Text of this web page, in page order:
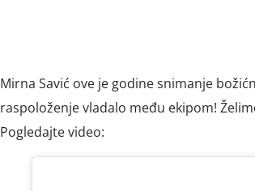
Mirna Savić ove je godine snimanje
raspoloženje vladalo među ekipom!
Pogledajte video: